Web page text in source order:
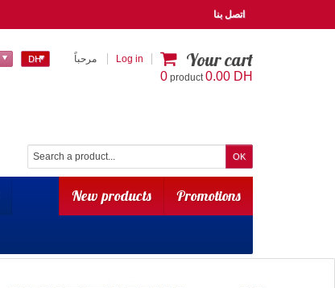
اتصل بنا
مرحباً Log in Your cart
0 product0.00 DH
DH
Promotions
New products